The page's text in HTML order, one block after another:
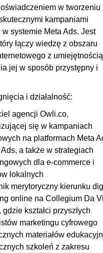
w tworzeniu
kampaniami
systemie Meta Ads. Jest
łączy wiedzę z obszaru
z umiejętnością
jej w sposób przystępny i
i działalność:
agencji Owli.co,
się w kampaniach
na platformach Meta
a także w strategiach
dla e-commerce i
lokalnych
merytoryczny kierunku
online na Collegium Da
gdzie kształci przyszłych
marketingu cyfrowego
materiałów
szkoleń z zakresu